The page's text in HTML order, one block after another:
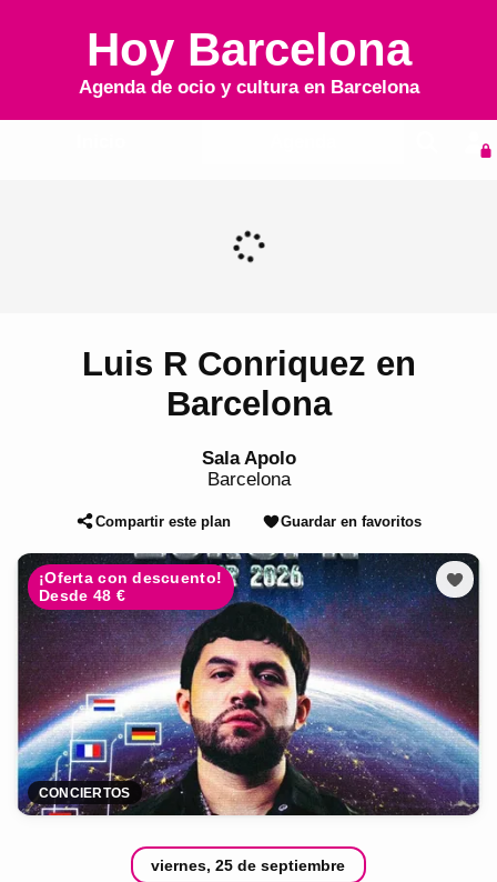
Hoy Barcelona
Agenda de ocio y cultura en Barcelona
Luis R Conriquez en
Barcelona
Sala Apolo
Barcelona
Compartir este plan Guardar en favoritos
¡Oferta con descuento!
Desde 48 €
CONCIERTOS
viernes, 25 de septiembre